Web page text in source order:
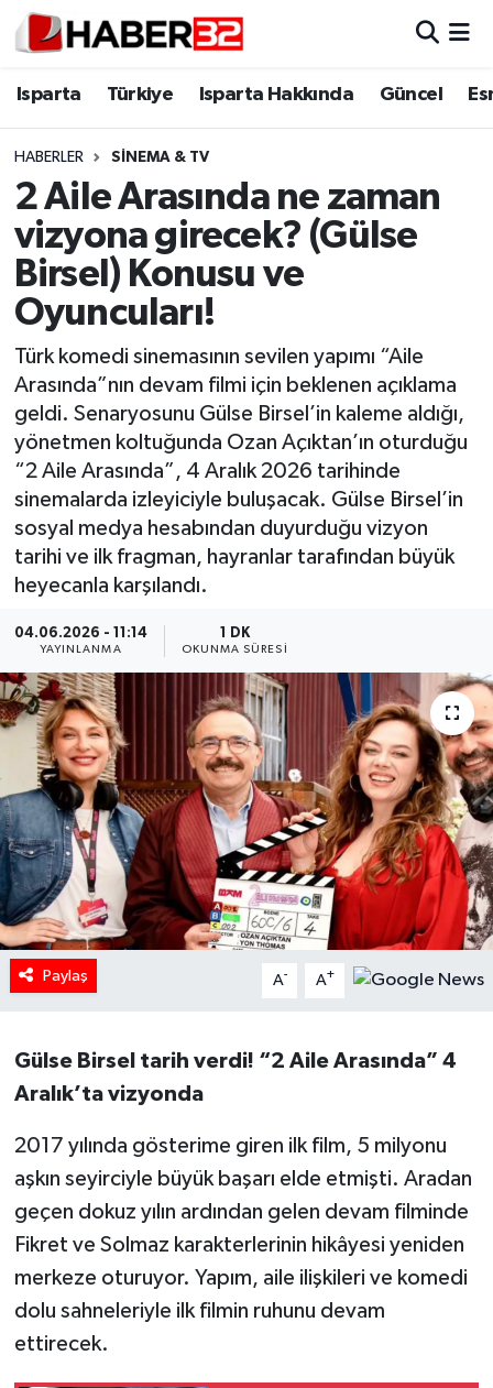
Isparta Türkiye Isparta Hakkında Güncel
HABERLER SINEMA & TV
2 Aile Arasında ne zaman
vizyona girecek? (Gülse
Birsel) Konusu ve
Oyuncuları!
Türk komedi sinemasının sevilen yapımı “Aile
Arasında”nın devam filmi için beklenen açıklama
geldi. Senaryosunu Gülse Birsel’in kaleme aldığı,
yönetmen koltuğunda Ozan Açıktan’ın oturduğu
“2 Aile Arasında”, 4 Aralık 2026 tarihinde
sinemalarda izleyiciyle buluşacak. Gülse Birsel’in
sosyal medya hesabından duyurduğu vizyon
tarihi ve ilk fragman, hayranlar tarafından büyük
heyecanla karşılandı.
04.06.2026 - 11:14
YAYINLANMA
1 DK
OKUNMA SÜRESI
Paylaş A- A+
Gülse Birsel tarih verdi! “2 Aile Arasında” 4
Aralık’ta vizyonda
2017 yılında gösterime giren ilk film, 5 milyonu
aşkın seyirciyle büyük başarı elde etmişti. Aradan
geçen dokuz yılın ardından gelen devam filminde
Fikret ve Solmaz karakterlerinin hikâyesi yeniden
merkeze oturuyor. Yapım, aile ilişkileri ve komedi
dolu sahneleriyle ilk filmin ruhunu devam
ettirecek.
Isparta
Esnaf Diyor ki;
ASAYİŞ
BİLİM VE TEKNOLOJİ
EĞİTİM
GENEL
Güncel
HABERDE İNSAN
İlginç
KÜLTÜR SANAT
MAGAZİN
Oyun
POLİTİKA
RESMİ İLANLAR
SAĞLIK
Spor
Teknoloji
Türkiye
Yerel
Künye
Isparta Nöbetçi Eczaneler
Isparta Trafik Yoğunluk Haritası
Süper Lig Puan Durumu ve Fikstür
Tüm Manşetler
Son Dakika Haberleri
Haber Arşivi